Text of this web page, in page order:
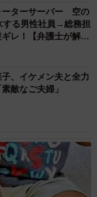
ーターサーバー 空の
する男性社員→総務担
レ！【弁護士が解
子、イケメン夫と全力
敵なご夫婦」